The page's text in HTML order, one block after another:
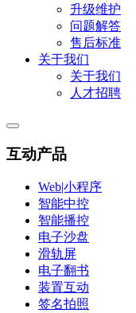
升级维护
问题解答
售后标准
关于我们
关于我们
人才招聘
互动产品
Web|小程序
智能中控
智能播控
电子沙盘
滑轨屏
电子翻书
装置互动
签名拍照